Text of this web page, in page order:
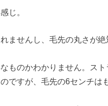
じ。
ませんし、毛先の丸さが絶
ものかわかりません。ス
ですが、毛先の6センチは